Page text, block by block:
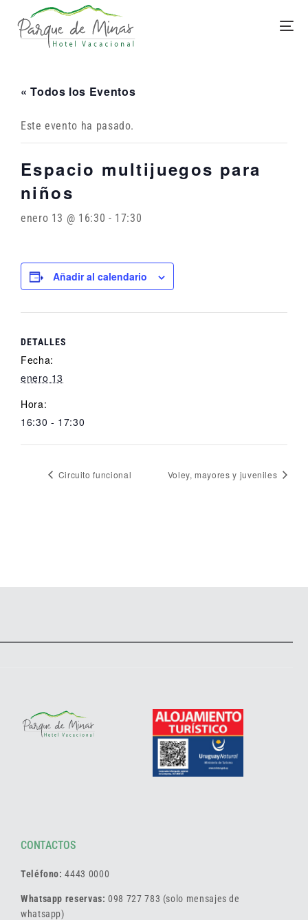
« Todos los Eventos
Este evento ha pasado.
Espacio multijuegos para
niños
enero 13 @ 16:30 - 17:30
Añadir al calendario
DETALLES
Fecha:
enero 13
Hora:
16:30 - 17:30
Circuito funcional Voley, mayores y juveniles
CONTACTOS
Teléfono: 4443 0000
Whatsapp reservas: 098 727 783 (solo mensajes de
whatsapp)